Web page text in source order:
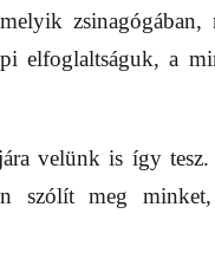
elfoglaltságuk, a
velünk is így
szólít meg